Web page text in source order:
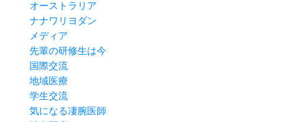
オーストラリア
ナナワリヨダン
メディア
先輩の研修生は今
国際交流
地域医療
学生交流
気になる凄腕医師